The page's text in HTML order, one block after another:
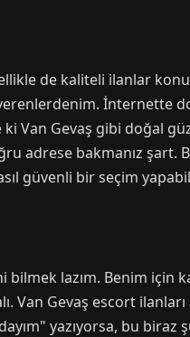
de kaliteli ilanlar
İnternette
Van Gevaş gibi doğal
adrese bakmanız şart.
güvenli bir seçim
lazım. Benim için
Van Gevaş escort
yazıyorsa, bu biraz